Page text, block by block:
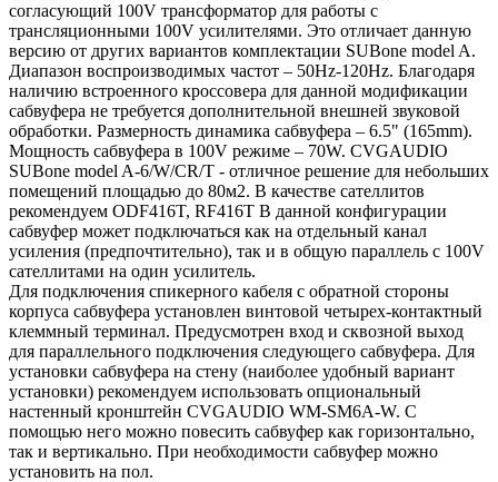
согласующий 100V трансформатор для работы с
трансляционными 100V усилителями. Это отличает данную
версию от других вариантов комплектации SUBone model A.
Диапазон воспроизводимых частот – 50Hz-120Hz. Благодаря
наличию встроенного кроссовера для данной модификации
сабвуфера не требуется дополнительной внешней звуковой
обработки. Размерность динамика сабвуфера – 6.5" (165mm).
Мощность сабвуфера в 100V режиме – 70W. CVGAUDIO
SUBone model A-6/W/CR/T - отличное решение для небольших
помещений площадью до 80м2. В качестве сателлитов
рекомендуем ODF416T, RF416T В данной конфигурации
сабвуфер может подключаться как на отдельный канал
усиления (предпочтительно), так и в общую параллель с 100V
сателлитами на один усилитель.
Для подключения спикерного кабеля с обратной стороны
корпуса сабвуфера установлен винтовой четырех-контактный
клеммный терминал. Предусмотрен вход и сквозной выход
для параллельного подключения следующего сабвуфера. Для
установки сабвуфера на стену (наиболее удобный вариант
установки) рекомендуем использовать опциональный
настенный кронштейн CVGAUDIO WM-SM6A-W. С
помощью него можно повесить сабвуфер как горизонтально,
так и вертикально. При необходимости сабвуфер можно
установить на пол.